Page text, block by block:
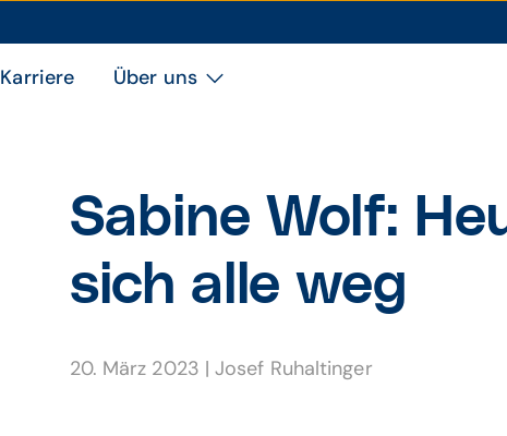
Karriere Über uns
Sabine Wolf:
sich alle weg
20. März 2023 |Josef Ruhaltinger